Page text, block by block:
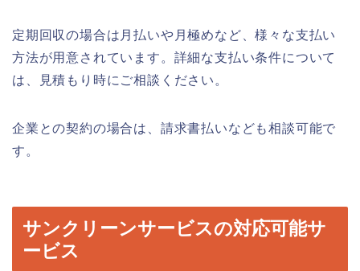
定期回収の場合は月払いや月極めなど、様々な支払い
方法が用意されています。詳細な支払い条件について
は、見積もり時にご相談ください。
企業との契約の場合は、請求書払いなども相談可能で
す。
サンクリーンサービスの対応可能サ
ービス